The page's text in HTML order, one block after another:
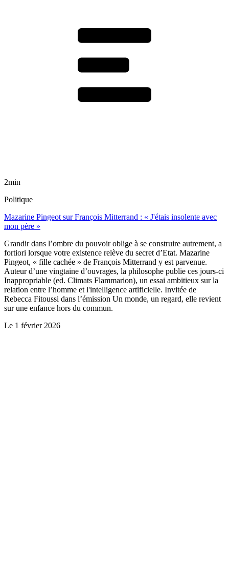
2min
Politique
Mazarine Pingeot sur François Mitterrand : « J'étais insolente avec
mon père »
Grandir dans l’ombre du pouvoir oblige à se construire autrement, a
fortiori lorsque votre existence relève du secret d’Etat. Mazarine
Pingeot, « fille cachée » de François Mitterrand y est parvenue.
Auteur d’une vingtaine d’ouvrages, la philosophe publie ces jours-ci
Inappropriable (ed. Climats Flammarion), un essai ambitieux sur la
relation entre l’homme et l'intelligence artificielle. Invitée de
Rebecca Fitoussi dans l’émission Un monde, un regard, elle revient
sur une enfance hors du commun.
Le 1 février 2026